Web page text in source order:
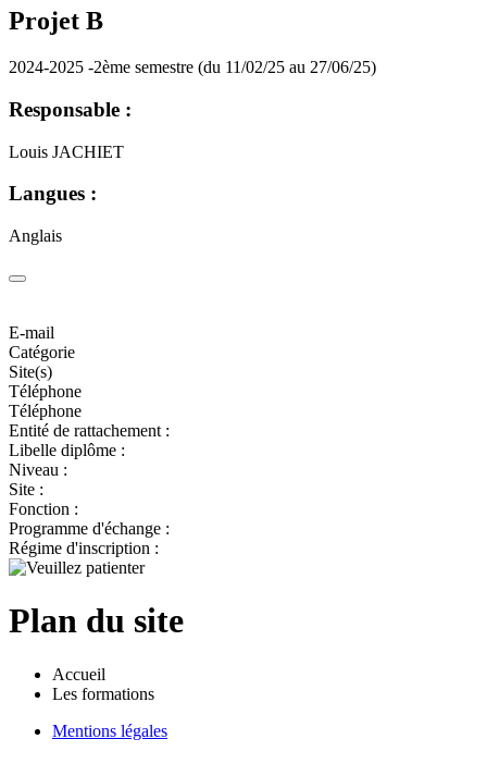
Projet B
2024-2025 -2ème semestre (du 11/02/25 au 27/06/25)
Responsable :
Louis JACHIET
Langues :
Anglais
E-mail
Catégorie
Site(s)
Téléphone
Téléphone
Entité de rattachement :
Libelle diplôme :
Niveau :
Site :
Fonction :
Programme d'échange :
Régime d'inscription :
Plan du site
Accueil
Les formations
Mentions légales